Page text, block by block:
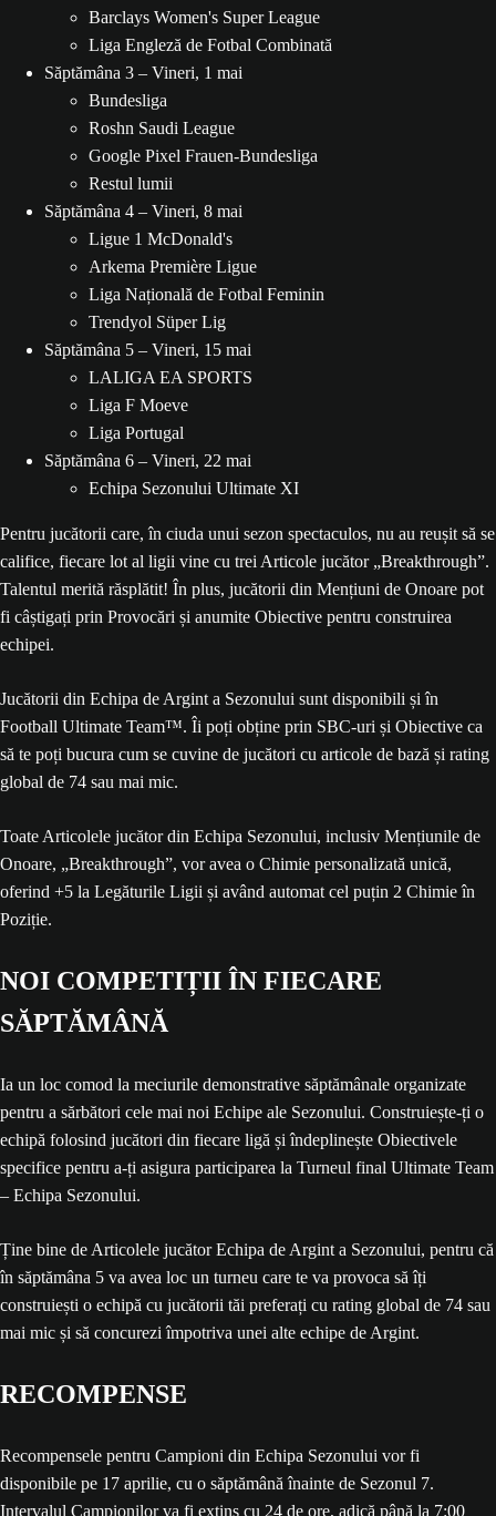
Barclays Women's Super League
Liga Engleză de Fotbal Combinată
Săptămâna 3 – Vineri, 1 mai
Bundesliga
Roshn Saudi League
Google Pixel Frauen-Bundesliga
Restul lumii
Săptămâna 4 – Vineri, 8 mai
Ligue 1 McDonald's
Arkema Première Ligue
Liga Națională de Fotbal Feminin
Trendyol Süper Lig
Săptămâna 5 – Vineri, 15 mai
LALIGA EA SPORTS
Liga F Moeve
Liga Portugal
Săptămâna 6 – Vineri, 22 mai
Echipa Sezonului Ultimate XI
Pentru jucătorii care, în ciuda unui sezon spectaculos, nu au reușit să se
califice, fiecare lot al ligii vine cu trei Articole jucător „Breakthrough”.
Talentul merită răsplătit! În plus, jucătorii din Mențiuni de Onoare pot
fi câștigați prin Provocări și anumite Obiective pentru construirea
echipei.
Jucătorii din Echipa de Argint a Sezonului sunt disponibili și în
Football Ultimate Team™. Îi poți obține prin SBC-uri și Obiective ca
să te poți bucura cum se cuvine de jucători cu articole de bază și rating
global de 74 sau mai mic.
Toate Articolele jucător din Echipa Sezonului, inclusiv Mențiunile de
Onoare, „Breakthrough”, vor avea o Chimie personalizată unică,
oferind +5 la Legăturile Ligii și având automat cel puțin 2 Chimie în
Poziție.
NOI COMPETIȚII ÎN FIECARE
SĂPTĂMÂNĂ
Ia un loc comod la meciurile demonstrative săptămânale organizate
pentru a sărbători cele mai noi Echipe ale Sezonului. Construiește-ți o
echipă folosind jucători din fiecare ligă și îndeplinește Obiectivele
specifice pentru a-ți asigura participarea la Turneul final Ultimate Team
– Echipa Sezonului.
Ține bine de Articolele jucător Echipa de Argint a Sezonului, pentru că
în săptămâna 5 va avea loc un turneu care te va provoca să îți
construiești o echipă cu jucătorii tăi preferați cu rating global de 74 sau
mai mic și să concurezi împotriva unei alte echipe de Argint.
RECOMPENSE
Recompensele pentru Campioni din Echipa Sezonului vor fi
disponibile pe 17 aprilie, cu o săptămână înainte de Sezonul 7.
Intervalul Campionilor va fi extins cu 24 de ore, adică până la 7:00